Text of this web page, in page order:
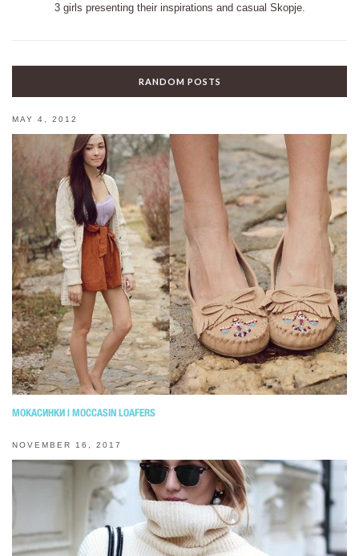
3 girls presenting their inspirations and casual Skopje.
RANDOM POSTS
MAY 4, 2012
МОКАСИНКИ | MOCCASIN LOAFERS
NOVEMBER 16, 2017